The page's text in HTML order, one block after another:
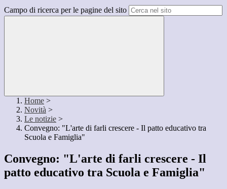
Campo di ricerca per le pagine del sito
Home >
Novità >
Le notizie >
Convegno: "L'arte di farli crescere - Il patto educativo tra
Scuola e Famiglia"
Convegno: "L'arte di farli crescere - Il
patto educativo tra Scuola e Famiglia"